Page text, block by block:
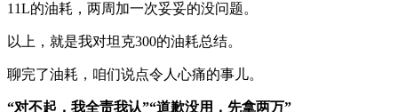
11L的油耗，两周加一次妥妥的没问题。
以上，就是我对坦克300的油耗总结。
聊完了油耗，咱们说点令人心痛的事儿。
“对不起，我全责我认”“道歉没用，先拿两万”